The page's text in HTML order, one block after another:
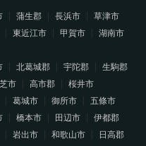
蒲生郡 長浜市
草津市
東近江市 甲賀市
湖南市
北葛城郡 宇陀郡
生駒郡
市 高市郡
桜井市
葛城市 御所市
五條市
橋本市 田辺市
伊都郡
岩出市 和歌山市
日高郡